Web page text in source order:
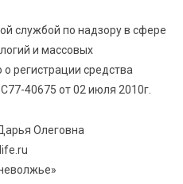
завершился важный
тверские поэты
в зону СВО
службой по надзору в сфере
и массовых
регистрации средства
40675 от 02 июля 2010г.
Олеговна